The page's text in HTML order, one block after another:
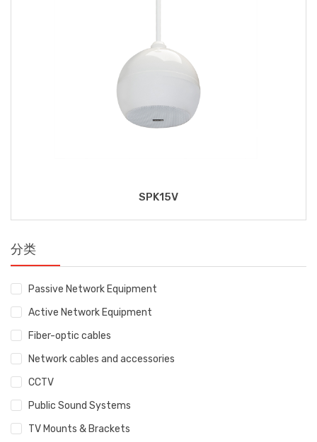
SPK15V
分类
Passive Network Equipment
Active Network Equipment
Fiber-optic cables
Network cables and accessories
CCTV
Public Sound Systems
TV Mounts & Brackets